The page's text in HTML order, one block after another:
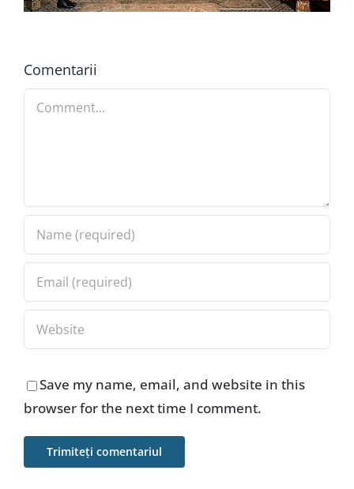
Comentarii
Comment
Save my name, email, and website in this
browser for the next time I comment.